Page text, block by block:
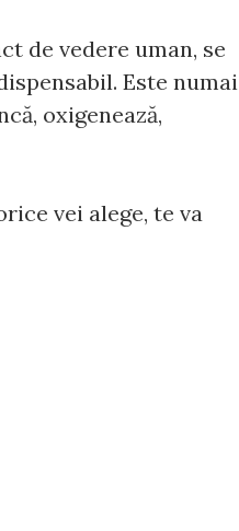
de vedere uman, se
Este numai
oxigenează,
vei alege, te va